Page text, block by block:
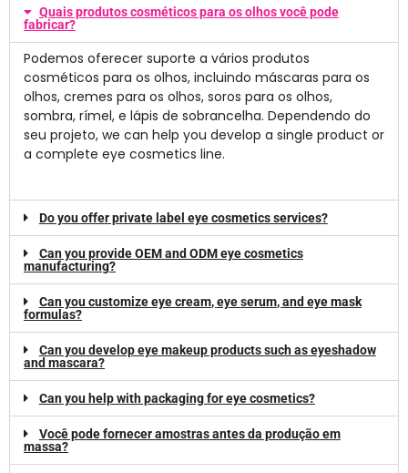
Quais produtos cosméticos para os olhos você pode
fabricar?
Podemos oferecer suporte a vários produtos
cosméticos para os olhos, incluindo máscaras para os
olhos, cremes para os olhos, soros para os olhos,
sombra, rímel, e lápis de sobrancelha. Dependendo do
seu projeto, we can help you develop a single product or
a complete eye cosmetics line.
Do you offer private label eye cosmetics services?
Can you provide OEM and ODM eye cosmetics
manufacturing?
Can you customize eye cream,eye serum,and eye mask
formulas?
Can you develop eye makeup products such as eyeshadow
and mascara?
Can you help with packaging for eye cosmetics?
Você pode fornecer amostras antes da produção em
massa?